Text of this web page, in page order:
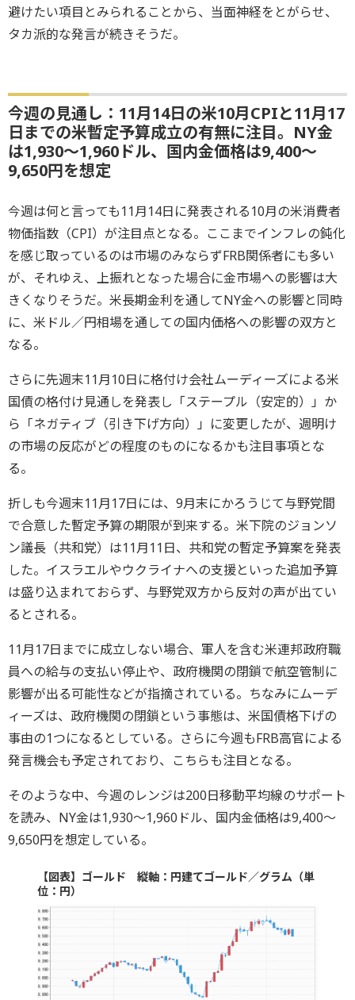
避けたい項目とみられることから、当面神経をとがらせ、
タカ派的な発言が続きそうだ。
今週の見通し：11月14日の米10月CPIと11月17
日までの米暫定予算成立の有無に注目。NY金
は1,930～1,960ドル、国内金価格は9,400～
9,650円を想定
今週は何と言っても11月14日に発表される10月の米消費者
物価指数（CPI）が注目点となる。ここまでインフレの鈍化
を感じ取っているのは市場のみならずFRB関係者にも多い
が、それゆえ、上振れとなった場合に金市場への影響は大
きくなりそうだ。米長期金利を通してNY金への影響と同時
に、米ドル／円相場を通しての国内価格への影響の双方と
なる。
さらに先週末11月10日に格付け会社ムーディーズによる米
国債の格付け見通しを発表し「ステープル（安定的）」か
ら「ネガティブ（引き下げ方向）」に変更したが、週明け
の市場の反応がどの程度のものになるかも注目事項とな
る。
折しも今週末11月17日には、9月末にかろうじて与野党間
で合意した暫定予算の期限が到来する。米下院のジョンソ
ン議長（共和党）は11月11日、共和党の暫定予算案を発表
した。イスラエルやウクライナへの支援といった追加予算
は盛り込まれておらず、与野党双方から反対の声が出てい
るとされる。
11月17日までに成立しない場合、軍人を含む米連邦政府職
員への給与の支払い停止や、政府機関の閉鎖で航空管制に
影響が出る可能性などが指摘されている。ちなみにムーデ
ィーズは、政府機関の閉鎖という事態は、米国債格下げの
事由の1つになるとしている。さらに今週もFRB高官による
発言機会も予定されており、こちらも注目となる。
そのような中、今週のレンジは200日移動平均線のサポート
を読み、NY金は1,930～1,960ドル、国内金価格は9,400～
9,650円を想定している。
【図表】ゴールド 縦軸：円建てゴールド／グラム（単
位：円）